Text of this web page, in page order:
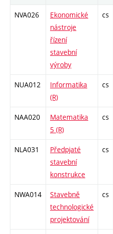
NVA026
Ekonomické
nástroje
řízení
stavební
výroby
cs
NUA012
Informatika
(R)
cs
NAA020
Matematika
5 (R)
cs
NLA031
Předpjaté
stavební
konstrukce
cs
NWA014
Stavebně
technologické
projektování
cs